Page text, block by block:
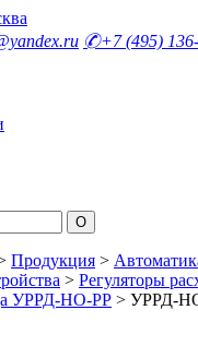
✆+7 (495)
Продукция >
> Регуляторы
УРРД-НО-РР > УРРД-